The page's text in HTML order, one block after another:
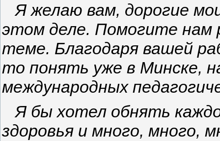
Я желаю вам, дорогие
этом деле. Помогите нам
теме. Благодаря вашей
то понять уже в Минске,
международных
Я бы хотел обнять
здоровья и много, много,